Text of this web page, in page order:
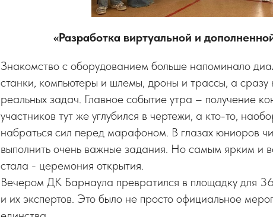
«Разработка виртуальной и
Знакомство с оборудованием больше напоминало
станки, компьютеры и шлемы, дроны и трассы, а
реальных задач. Главное событие утра – получение
участников тут же углубился в чертежи, а кто-то,
набраться сил перед марафоном. В глазах юниоров
выполнить очень важные задания. Но самым ярким и
стала - церемония открытия.
Вечером ДК Барнаула превратился в площадку для
и их экспертов. Это было не просто официальное